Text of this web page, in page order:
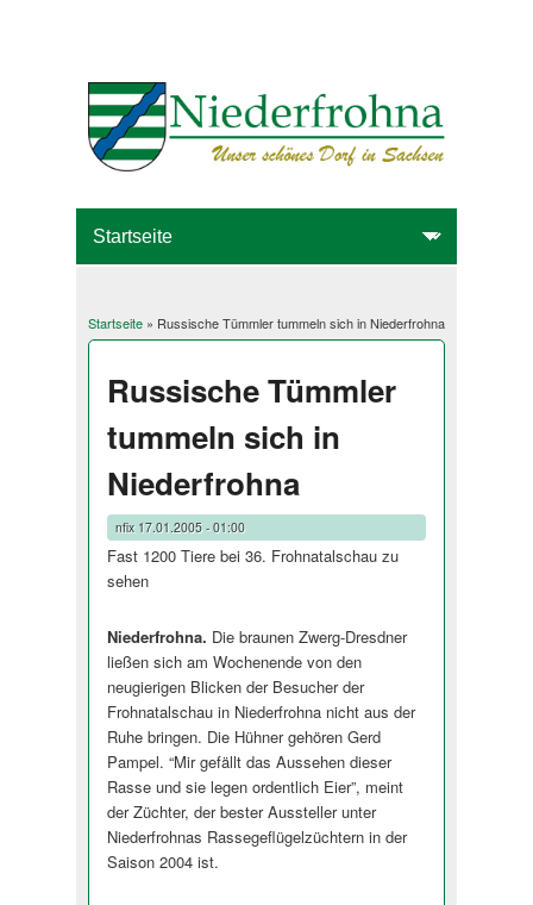
Sie sind hier
Startseite» Russische Tümmler tummeln sich in Niederfrohna
Russische Tümmler
tummeln sich in
Niederfrohna
nfix17.01.2005 - 01:00
Fast 1200 Tiere bei 36. Frohnatalschau zu
sehen
Niederfrohna. Die braunen Zwerg-Dresdner
ließen sich am Wochenende von den
neugierigen Blicken der Besucher der
Frohnatalschau in Niederfrohna nicht aus der
Ruhe bringen. Die Hühner gehören Gerd
Pampel. “Mir gefällt das Aussehen dieser
Rasse und sie legen ordentlich Eier”, meint
der Züchter, der bester Aussteller unter
Niederfrohnas Rassegeflügelzüchtern in der
Saison 2004 ist.